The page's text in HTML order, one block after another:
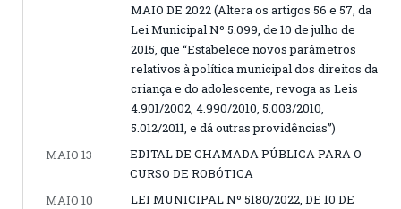
MAIO DE 2022 (Altera os artigos 56 e 57, da
Lei Municipal Nº 5.099, de 10 de julho de
2015, que “Estabelece novos parâmetros
relativos à política municipal dos direitos da
criança e do adolescente, revoga as Leis
4.901/2002, 4.990/2010, 5.003/2010,
5.012/2011, e dá outras providências”)
MAIO 13
EDITAL DE CHAMADA PÚBLICA PARA O
CURSO DE ROBÓTICA
MAIO 10
LEI MUNICIPAL Nº 5180/2022, DE 10 DE